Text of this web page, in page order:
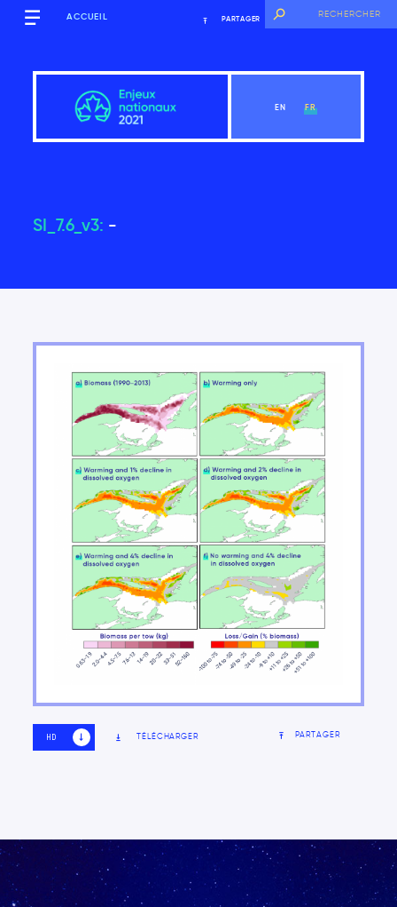
ACCUEIL PARTAGER
EN FR
SI_7.6_v3: -
HD SD TÉLÉCHARGER PARTAGER
Les principales constatations du Rapport sur
les enjeux nationaux
Aller de l’avant